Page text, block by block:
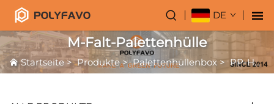
DE
M-Falt-Palettenhülle
Startseite>Produkte>Palettenhüllenbox >PP-Honigwabenhülle